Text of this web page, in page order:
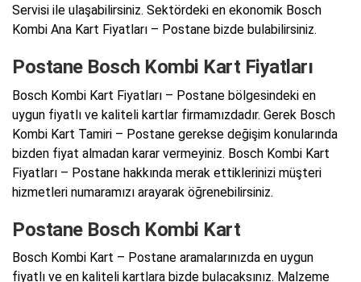
Servisi ile ulaşabilirsiniz. Sektördeki en ekonomik Bosch
Kombi Ana Kart Fiyatları – Postane bizde bulabilirsiniz.
Postane Bosch Kombi Kart Fiyatları
Bosch Kombi Kart Fiyatları – Postane bölgesindeki en
uygun fiyatlı ve kaliteli kartlar firmamızdadır. Gerek Bosch
Kombi Kart Tamiri – Postane gerekse değişim konularında
bizden fiyat almadan karar vermeyiniz. Bosch Kombi Kart
Fiyatları – Postane hakkında merak ettiklerinizi müşteri
hizmetleri numaramızı arayarak öğrenebilirsiniz.
Postane Bosch Kombi Kart
Bosch Kombi Kart – Postane aramalarınızda en uygun
fiyatlı ve en kaliteli kartlara bizde bulacaksınız. Malzeme